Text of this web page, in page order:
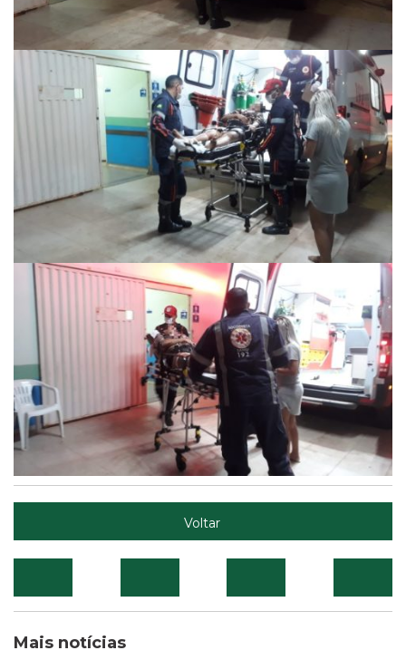
Voltar
Mais notícias